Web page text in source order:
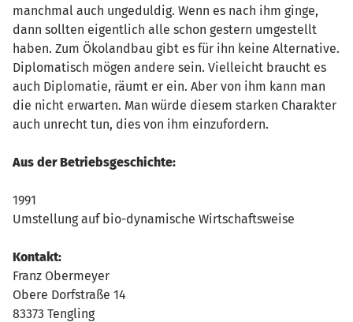
manchmal auch ungeduldig. Wenn es nach ihm ginge,
dann sollten eigentlich alle schon gestern umgestellt
haben. Zum Ökolandbau gibt es für ihn keine Alternative.
Diplomatisch mögen andere sein. Vielleicht braucht es
auch Diplomatie, räumt er ein. Aber von ihm kann man
die nicht erwarten. Man würde diesem starken Charakter
auch unrecht tun, dies von ihm einzufordern.
Aus der Betriebsgeschichte:
1991
Umstellung auf bio-dynamische Wirtschaftsweise
Kontakt:
Franz Obermeyer
Obere Dorfstraße 14
83373 Tengling